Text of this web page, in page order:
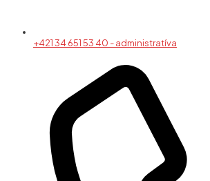
+421 34 651 53 40 - administratíva